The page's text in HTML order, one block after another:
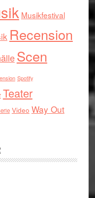
Musikfestival
Recension
Scen
Spotify
Teater
Video Way Out